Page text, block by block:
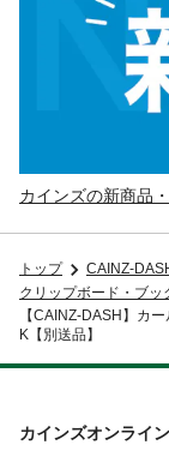
カインズの新商品
トップ CAINZ-
クリップボード・ブッ
【CAINZ-DASH】カ
K【別送品】
カインズオンライ